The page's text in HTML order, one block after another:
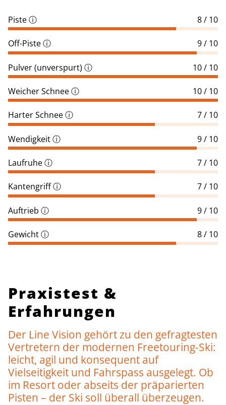
Pisteⓘ 8 / 10
Off-Pisteⓘ 9 / 10
Pulver (unverspurt) ⓘ 10 / 10
Weicher Schneeⓘ 10 / 10
Harter Schneeⓘ 7 / 10
Wendigkeitⓘ 9 / 10
Laufruheⓘ 7 / 10
Kantengriffⓘ 7 / 10
Auftrieb ⓘ 9 / 10
Gewichtⓘ 8 / 10
Praxistest &
Erfahrungen
Der Line Vision gehört zu den gefragtesten
Vertretern der modernen Freetouring-Ski:
leicht, agil und konsequent auf
Vielseitigkeit und Fahrspass ausgelegt. Ob
im Resort oder abseits der präparierten
Pisten – der Ski soll überall überzeugen.